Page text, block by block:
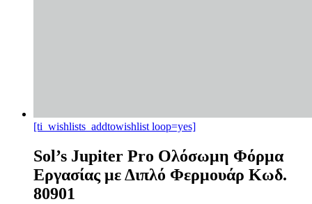
[ti_wishlists_addtowishlist loop=yes]
Sol’s Jupiter Pro Ολόσωμη Φόρμα
Εργασίας με Διπλό Φερμουάρ Κωδ.
80901